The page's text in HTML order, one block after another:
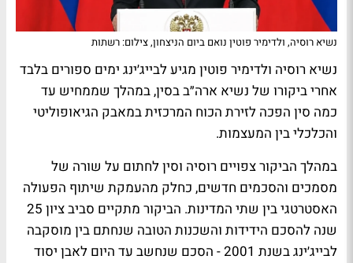
נשיא רוסיה, ולדימיר פוטין נואם ביום הניצחון, צילום: רשתות
נשיא רוסיה ולדימיר פוטין מגיע לבייג׳ינג ימים ספורים בלבד
אחרי ביקורו של נשיא ארה״ב בסין, במהלך שממחיש עד
כמה סין הפכה לזירת הכוח המרכזית במאבק הגיאופוליטי
והכלכלי בין המעצמות.
במהלך הביקור צפויים רוסיה וסין לחתום על שורה של
מסמכים והסכמים חדשים, כחלק מהעמקת שיתוף הפעולה
האסטרטגי בין שתי המדינות. הביקור מתקיים סביב ציון 25
שנה להסכם הידידות והשכנות הטובה שנחתם בין מוסקבה
לבייג׳ינג בשנת 2001 - הסכם שנחשב עד היום לאבן יסוד